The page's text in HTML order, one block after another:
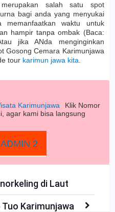
salah satu spot
bagi anda yang menyukai
memanfaatkan waktu untuk
hampir tanpa ombak (Baca:
jika ANda menginginkan
Gosong Cemara Karimunjawa
tour karimun jawa kita.
Karimunjawa
Klik Nomor
agar kami bisa langsung
ADMIN 2
di Laut
Karimunjawa